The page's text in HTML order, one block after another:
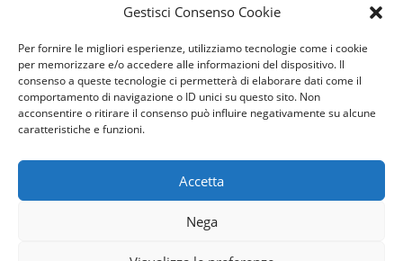
Gestisci Consenso Cookie
Per fornire le migliori esperienze, utilizziamo tecnologie come i cookie
per memorizzare e/o accedere alle informazioni del dispositivo. Il
consenso a queste tecnologie ci permetterà di elaborare dati come il
comportamento di navigazione o ID unici su questo sito. Non
acconsentire o ritirare il consenso può influire negativamente su alcune
caratteristiche e funzioni.
Accetta
Nega
COOKIE
POLICY
PRIVACY